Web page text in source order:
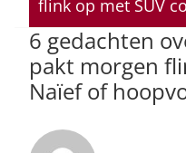
p o
k
flink op met SUV
6 gedachten
pakt morgen
Naïef of